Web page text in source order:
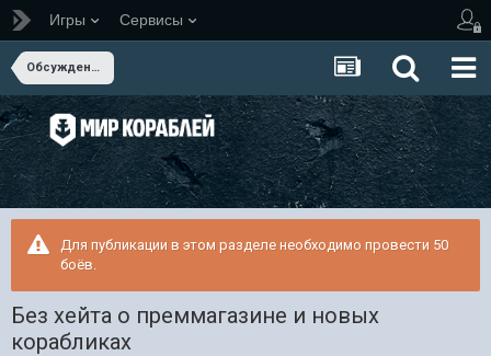
Игры Сервисы
Обсуждение Мира Кораблей
Для публикации в этом разделе необходимо провести 50
боёв.
Без хейта о преммагазине и новых
корабликах